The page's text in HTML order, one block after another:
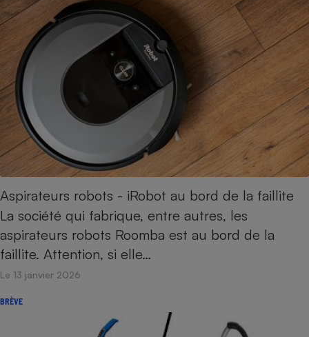
Aspirateurs robots - iRobot au bord de la faillite
La société qui fabrique, entre autres, les
aspirateurs robots Roomba est au bord de la
faillite. Attention, si elle…
Le 13 janvier 2026
BRÈVE